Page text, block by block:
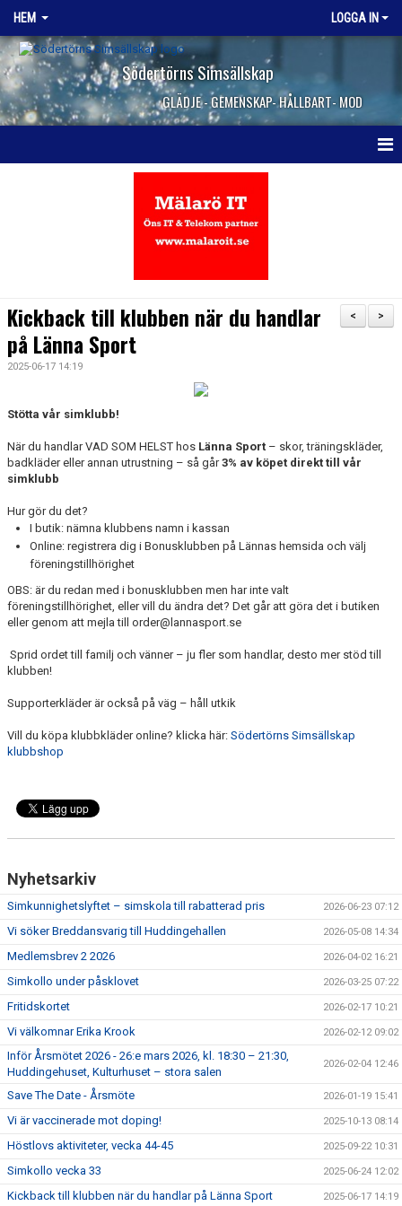
HEM LOGGA IN
Södertörns Simsällskap
GLÄDJE - GEMENSKAP- HÅLLBART- MOD
KONTAKTA OSS
KALENDER
>
<
Kickback till klubben när du handlar
på Länna Sport
2025-06-17 14:19
Stötta vår simklubb!
När du handlar VAD SOM HELST hos Länna Sport – skor, träningskläder,
badkläder eller annan utrustning – så går3% av köpet direkt till vår
simklubb
Hur gör du det?
I butik: nämna klubbens namn i kassan
Online: registrera dig i Bonusklubben på Lännas hemsida och välj
föreningstillhörighet
OBS: är du redan med i bonusklubben men har inte valt
föreningstillhörighet, eller vill du ändra det? Det går att göra det i butiken
eller genom att mejla till order@lannasport.se
Sprid ordet till familj och vänner – ju fler som handlar, desto mer stöd till
klubben!
Supporterkläder är också på väg – håll utkik
Vill du köpa klubbkläder online? klicka här: Södertörns Simsällskap
klubbshop
Nyhetsarkiv
Simkunnighetslyftet – simskola till rabatterad pris 2026-06-23 07:12
Vi söker Breddansvarig till Huddingehallen 2026-05-08 14:34
Medlemsbrev 2 2026 2026-04-02 16:21
Simkollo under påsklovet 2026-03-25 07:22
Fritidskortet 2026-02-17 10:21
Vi välkomnar Erika Krook 2026-02-12 09:02
Inför Årsmötet 2026 - 26:e mars 2026, kl. 18:30 – 21:30,
Huddingehuset, Kulturhuset – stora salen
2026-02-04 12:46
Save The Date - Årsmöte 2026-01-19 15:41
Vi är vaccinerade mot doping! 2025-10-13 08:14
Höstlovs aktiviteter, vecka 44-45 2025-09-22 10:31
Simkollo vecka 33 2025-06-24 12:02
Kickback till klubben när du handlar på Länna Sport 2025-06-17 14:19